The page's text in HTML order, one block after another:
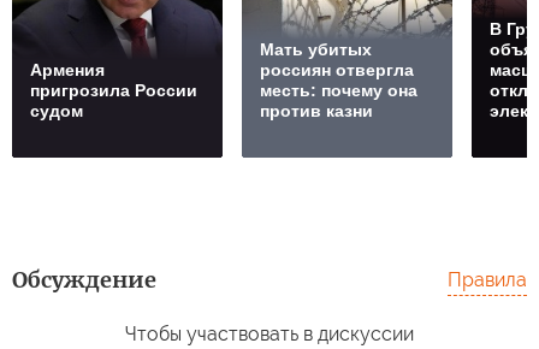
Армения
пригрозила России
судом
Мать убитых
россиян отвергла
месть: почему она
против казни
В
Обсуждение Правила
Чтобы участвовать в дискуссии